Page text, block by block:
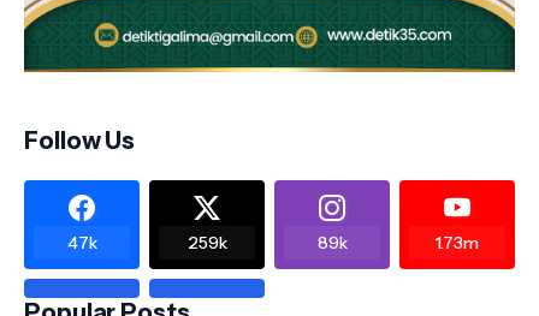
Follow Us
47k 259k 89k 1.73m